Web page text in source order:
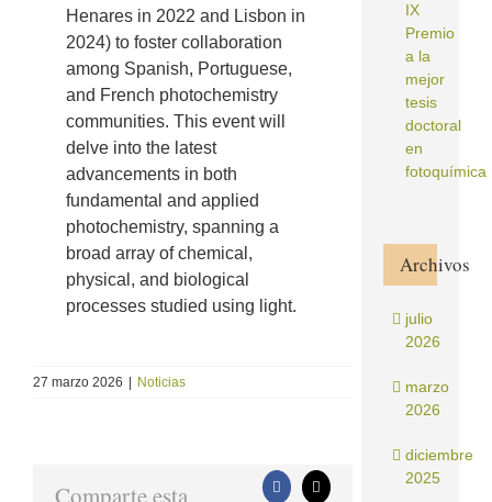
Henares in 2022 and Lisbon in
2024) to foster collaboration
among Spanish, Portuguese,
and French photochemistry
communities. This event will
delve into the latest
advancements in both
fundamental and applied
photochemistry, spanning a
broad array of chemical,
physical, and biological
processes studied using light.
27 marzo 2026 | Noticias
Comparte esta
Facebook
X
IX
Premio
a la
mejor
tesis
doctoral
en
fotoquímica
Archivos
julio
2026
marzo
2026
diciembre
2025